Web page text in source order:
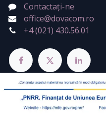
Contactați-ne
office@dovacom.ro
+4 (021) 430.56.01